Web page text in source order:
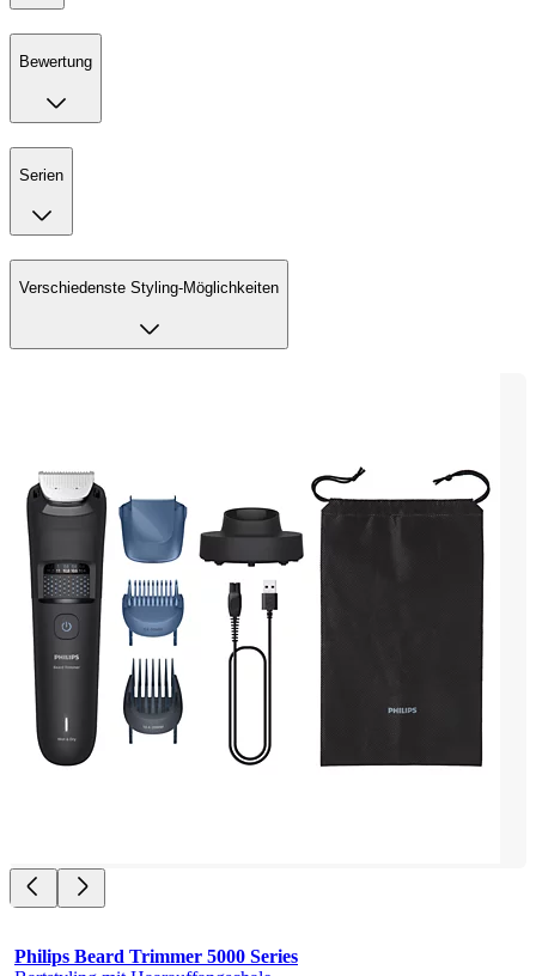
Bewertung
Serien
Verschiedenste Styling-Möglichkeiten
Philips Beard Trimmer 5000 Series